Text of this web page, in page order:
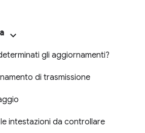
gli aggiornamenti?
di trasmissione
intestazioni da controllare